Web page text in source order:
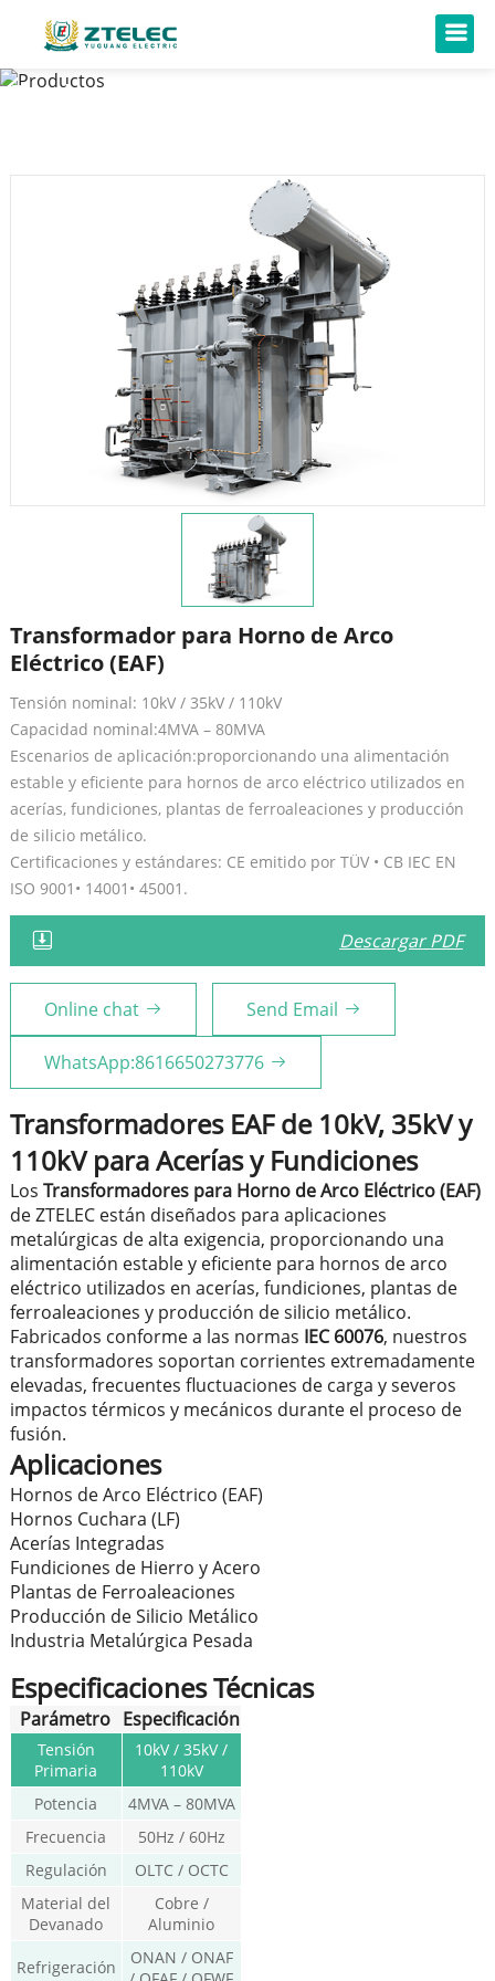
Productos
Transformador para Horno de Arco
Eléctrico (EAF)
Tensión nominal: 10kV / 35kV / 110kV
Capacidad nominal:4MVA – 80MVA
Escenarios de aplicación:proporcionando una alimentación
estable y eficiente para hornos de arco eléctrico utilizados en
acerías, fundiciones, plantas de ferroaleaciones y producción
de silicio metálico.
Certificaciones y estándares: CE emitido por TÜV • CB IEC EN
ISO 9001• 14001• 45001.
Descargar PDF
Online chat Send Email
WhatsApp:8616650273776
Transformadores EAF de 10kV, 35kV y
110kV para Acerías y Fundiciones
Los Transformadores para Horno de Arco Eléctrico (EAF)
de ZTELEC están diseñados para aplicaciones
metalúrgicas de alta exigencia, proporcionando una
alimentación estable y eficiente para hornos de arco
eléctrico utilizados en acerías, fundiciones, plantas de
ferroaleaciones y producción de silicio metálico.
Fabricados conforme a las normas IEC 60076, nuestros
transformadores soportan corrientes extremadamente
elevadas, frecuentes fluctuaciones de carga y severos
impactos térmicos y mecánicos durante el proceso de
fusión.
Aplicaciones
Hornos de Arco Eléctrico (EAF)
Hornos Cuchara (LF)
Acerías Integradas
Fundiciones de Hierro y Acero
Plantas de Ferroaleaciones
Producción de Silicio Metálico
Industria Metalúrgica Pesada
Especificaciones Técnicas
Parámetro Especificación
Tensión
Primaria
10kV / 35kV /
110kV
Potencia
4MVA – 80MVA
Frecuencia
50Hz / 60Hz
Regulación
OLTC / OCTC
Material del
Devanado
Cobre /
Aluminio
Refrigeración
ONAN / ONAF